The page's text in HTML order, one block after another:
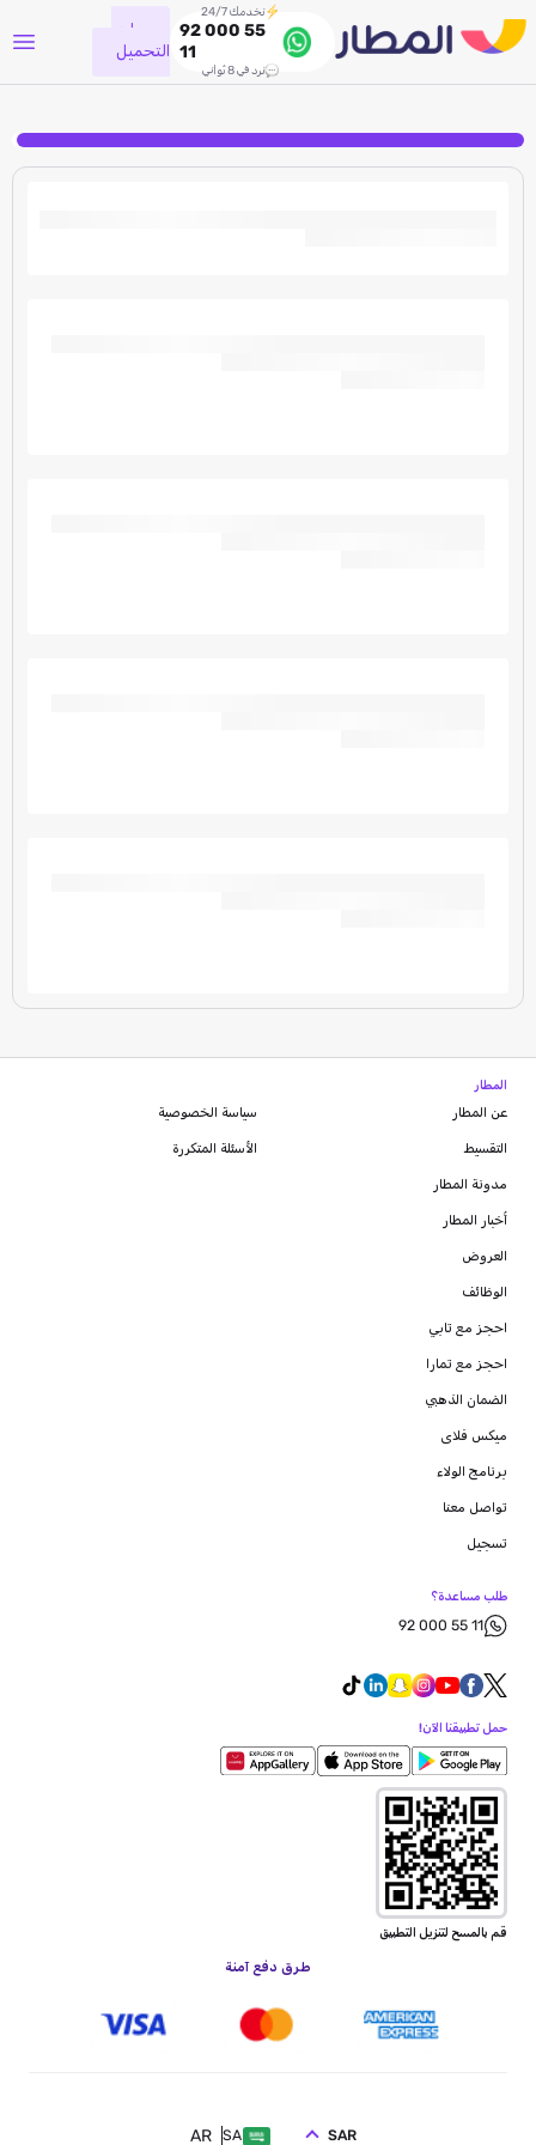
نخدمك 24/7
92 000 55
11
نرد في 8 ثواني
جاري
التحميل
المطار
عن المطار
التقسيط
مدونة المطار
أخبار المطار
العروض
الوظائف
احجز مع تابي
احجز مع تمارا
الضمان الذهبي
ميكس فلاى
برنامج الولاء
سياسة الخصوصية
الأسئلة المتكررة
تواصل معنا
تسجيل
طلب مساعدة؟
92 000 55 11
حمل تطبيقنا الآن!
قم بالمسح لتنزيل التطبيق
طرق دفع آمنة
SA
AR SAR